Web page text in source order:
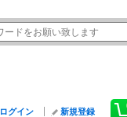
ログイン 新規登録